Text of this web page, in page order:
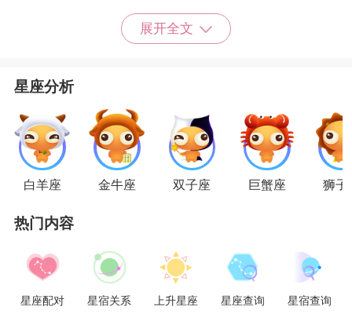
节，就好像前任对于自己来说其实是一种无法磨灭
的存在，所以在和现任交往的过程中，他们会不自
觉的想要把前任和现任放在一起对比，经常也会在
心里默默感到懊悔，觉得自己当初做的决定是错误
击和伤害，所以天秤们还是长点心吧!
星座乐原创文章，转载需注明出处
展开全文
星座分析
白羊座 金牛座 双子座 巨蟹座 狮子
热门内容
星座配对 星宿关系 上升星座 星座查询 星宿查询